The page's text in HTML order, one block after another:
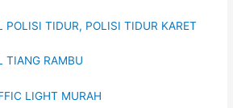
POLISI TIDUR, POLISI TIDUR KARET
TIANG RAMBU
LIGHT MURAH